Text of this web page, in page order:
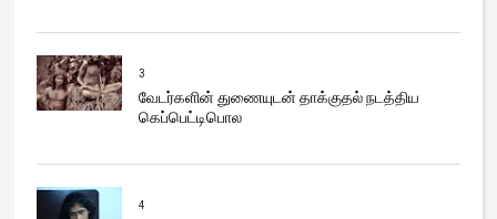
3
வேடர்களின் துணையுடன் தாக்குதல் நடத்திய
கெப்பெட்டிபொல
4